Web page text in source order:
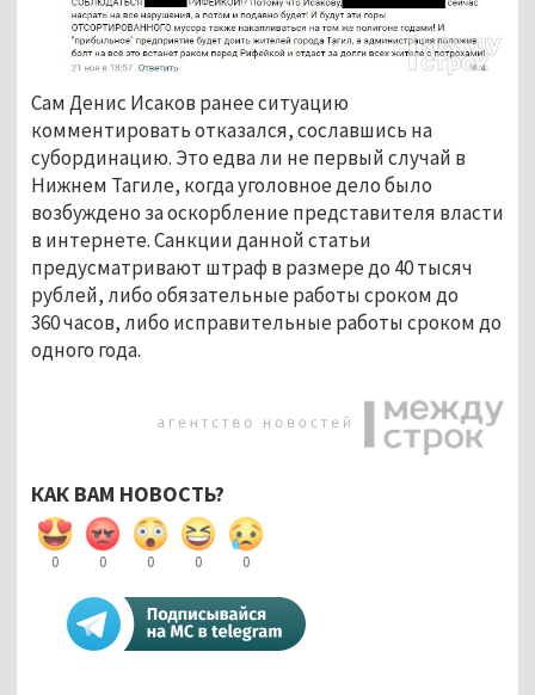
Сам Денис Исаков ранее ситуацию
комментировать отказался, сославшись на
субординацию. Это едва ли не первый случай в
Нижнем Тагиле, когда уголовное дело было
возбуждено за оскорбление представителя власти
в интернете. Санкции данной статьи
предусматривают штраф в размере до 40 тысяч
рублей, либо обязательные работы сроком до
360 часов, либо исправительные работы сроком до
одного года.
КАК ВАМ НОВОСТЬ?
0 0 0 0 0